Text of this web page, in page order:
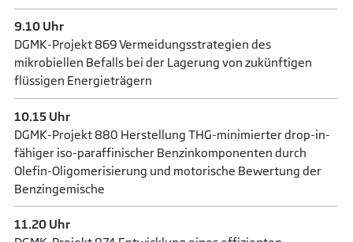
9.10 Uhr
DGMK-Projekt 869 Vermeidungsstrategien des
mikrobiellen Befalls bei der Lagerung von zukünftigen
flüssigen Energieträgern
10.15 Uhr
DGMK-Projekt 880 Herstellung THG-minimierter drop-in-
fähiger iso-paraffinischer Benzinkomponenten durch
Olefin-Oligomerisierung und motorische Bewertung der
Benzingemische
11.20 Uhr